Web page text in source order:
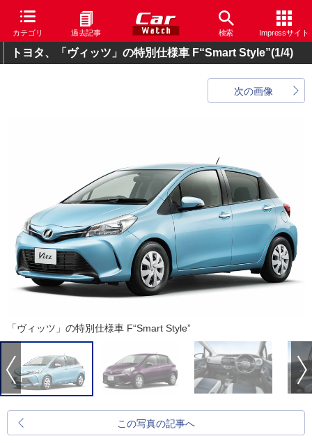
カテゴリ 過去記事 検索 Impressサイト
トヨタ、「ヴィッツ」の特別仕様車 F“Smart Style”(1/4)
次の画像
「ヴィッツ」の特別仕様車 F“Smart Style”
この写真の記事へ